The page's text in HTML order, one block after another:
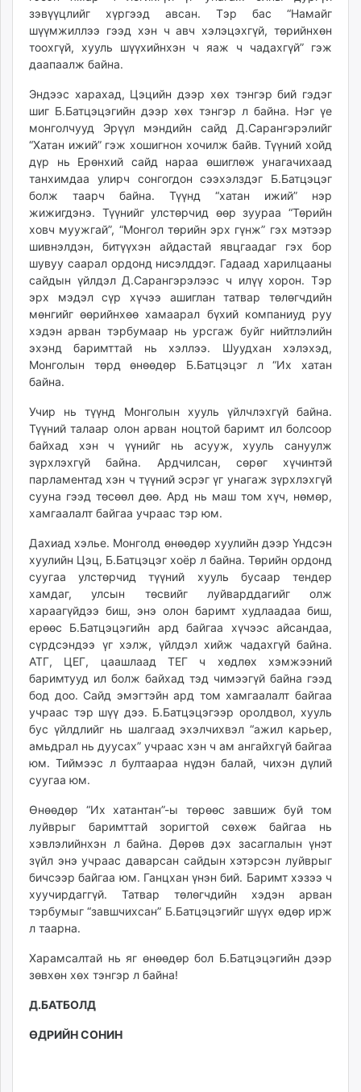
зэвүүцлийг хүргээд авсан. Тэр бас “Намайг
шүүмжиллээ гээд хэн ч авч хэлэцэхгүй, төрийнхөн
тоохгүй, хууль шүүхийнхэн ч яаж ч чадахгүй” гэж
даапаалж байна.
Эндээс харахад, Цэцийн дээр хөх тэнгэр бий гэдэг
шиг Б.Батцэцэгийн дээр хөх тэнгэр л байна. Нэг үе
монголчууд Эрүүл мэндийн сайд Д.Сарангэрэлийг
“Хатан ижий” гэж хошигнон хочилж байв. Түүний хойд
дүр нь Ерөнхий сайд нараа өшиглөж унагачихаад
танхимдаа улирч сонгогдон сээхэлздэг Б.Батцэцэг
болж таарч байна. Түүнд “хатан ижий” нэр
жижигдэнэ. Түүнийг улстөрчид өөр зуураа “Төрийн
ховч муужгай”, “Монгол төрийн эрх гүнж” гэх мэтээр
шивнэлдэн, битүүхэн айдастай явцгаадаг гэх бор
шувуу саарал ордонд нисэлддэг. Гадаад харилцааны
сайдын үйлдэл Д.Сарангэрэлээс ч илүү хорон. Тэр
эрх мэдэл сүр хүчээ ашиглан татвар төлөгчдийн
мөнгийг өөрийнхөө хамаарал бүхий компаниуд руу
хэдэн арван тэрбумаар нь урсгаж буйг нийтлэлийн
эхэнд баримттай нь хэллээ. Шуудхан хэлэхэд,
Монголын төрд өнөөдөр Б.Батцэцэг л “Их хатан
байна.
Учир нь түүнд Монголын хууль үйлчлэхгүй байна.
Түүний талаар олон арван ноцтой баримт ил болсоор
байхад хэн ч үүнийг нь асууж, хууль сануулж
зүрхлэхгүй байна. Ардчилсан, сөрөг хүчинтэй
парламентад хэн ч түүний эсрэг үг унагаж зүрхлэхгүй
сууна гээд төсөөл дөө. Ард нь маш том хүч, нөмөр,
хамгаалалт байгаа учраас тэр юм.
Дахиад хэлье. Монголд өнөөдөр хуулийн дээр Үндсэн
хуулийн Цэц, Б.Батцэцэг хоёр л байна. Төрийн ордонд
суугаа улстөрчид түүний хууль бусаар тендер
хамдаг, улсын төсвийг луйварддагийг олж
хараагүйдээ биш, энэ олон баримт худлаадаа биш,
ерөөс Б.Батцэцэгийн ард байгаа хүчээс айсандаа,
сүрдсэндээ үг хэлж, үйлдэл хийж чадахгүй байна.
АТГ, ЦЕГ, цаашлаад ТЕГ ч хөдлөх хэмжээний
баримтууд ил болж байхад тэд чимээгүй байна гээд
бод доо. Сайд эмэгтэйн ард том хамгаалалт байгаа
учраас тэр шүү дээ. Б.Батцэцэгээр оролдвол, хууль
бус үйлдлийг нь шалгаад эхэлчихвэл “ажил карьер,
амьдрал нь дуусах” учраас хэн ч ам ангайхгүй байгаа
юм. Тиймээс л бултаараа нүдэн балай, чихэн дүлий
суугаа юм.
Өнөөдөр “Их хатантан”-ы төрөөс завшиж буй том
луйврыг баримттай зоригтой сөхөж байгаа нь
хэвлэлийнхэн л байна. Дөрөв дэх засаглалын үнэт
зүйл энэ учраас даварсан сайдын хэтэрсэн луйврыг
бичсээр байгаа юм. Ганцхан үнэн бий. Баримт хэзээ ч
хуучирдаггүй. Татвар төлөгчдийн хэдэн арван
тэрбумыг “завшчихсан” Б.Батцэцэгийг шүүх өдөр ирж
л таарна.
Харамсалтай нь яг өнөөдөр бол Б.Батцэцэгийн дээр
зөвхөн хөх тэнгэр л байна!
Д.БАТБОЛД
ӨДРИЙН СОНИН